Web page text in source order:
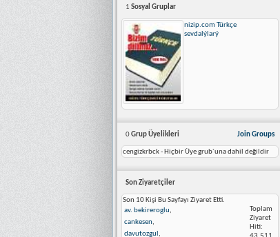
1 Sosyal Gruplar
nizip.com Türkçe
sevdalýlarý
Join Groups
0Grup Üyelikleri
cengizkrbck - Hiçbir Üye grub´una dahil değildir
Son Ziyaretçiler
Son 10 Kişi Bu Sayfayı Ziyaret Etti.
av. bekireroglu,
cankesen,
davutozgul ,
Toplam
Ziyaret
Hiti: